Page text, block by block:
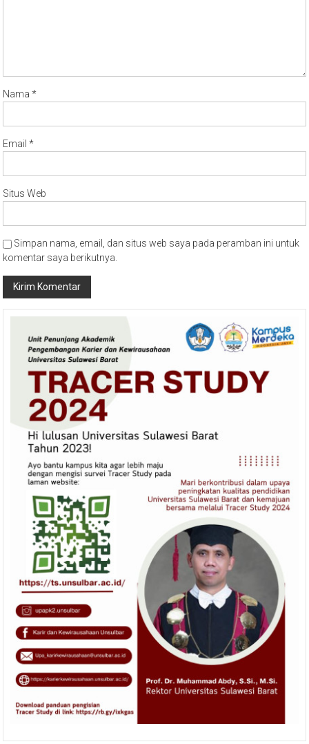
Nama*
Email*
Situs Web
Simpan nama, email, dan situs web saya pada peramban ini untuk
komentar saya berikutnya.